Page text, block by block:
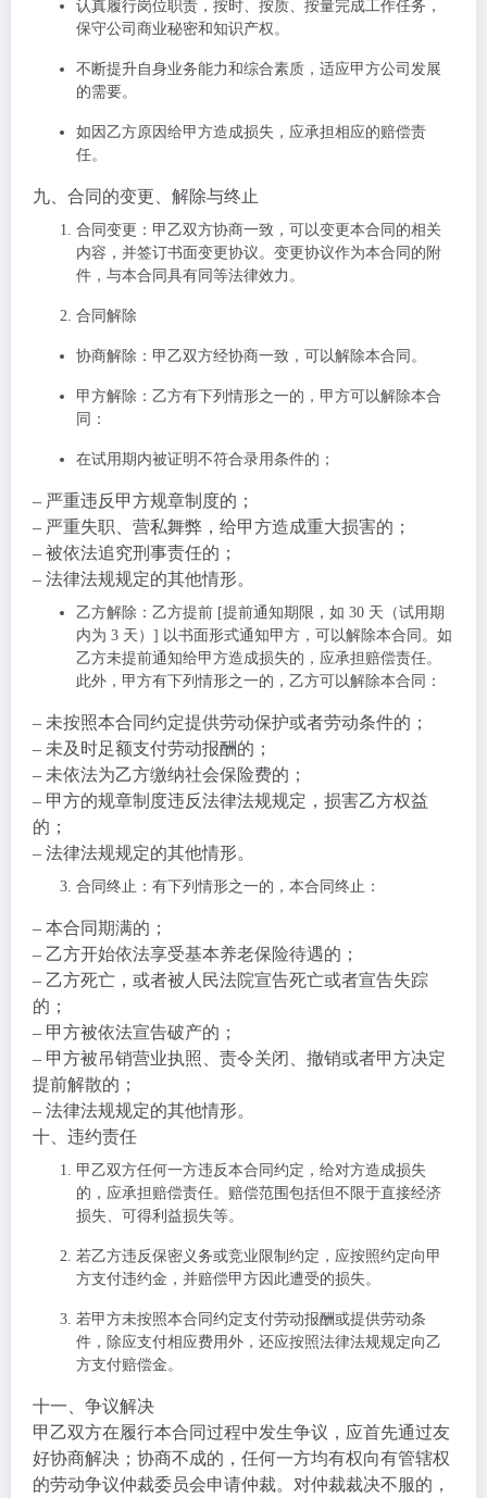
认真履行岗位职责，按时、按质、按量完成工作任务，
保守公司商业秘密和知识产权。
不断提升自身业务能力和综合素质，适应甲方公司发展
的需要。
如因乙方原因给甲方造成损失，应承担相应的赔偿责
任。
九、合同的变更、解除与终止
合同变更 ：甲乙双方协商一致，可以变更本合同的相关
内容，并签订书面变更协议。变更协议作为本合同的附
件，与本合同具有同等法律效力。
合同解除
协商解除 ：甲乙双方经协商一致，可以解除本合同。
甲方解除 ：乙方有下列情形之一的，甲方可以解除本合
同：
在试用期内被证明不符合录用条件的；
– 严重违反甲方规章制度的；
– 严重失职、营私舞弊，给甲方造成重大损害的；
– 被依法追究刑事责任的；
– 法律法规规定的其他情形。
乙方解除 ：乙方提前 [提前通知期限，如 30 天（试用期
内为 3 天）] 以书面形式通知甲方，可以解除本合同。如
乙方未提前通知给甲方造成损失的，应承担赔偿责任。
此外，甲方有下列情形之一的，乙方可以解除本合同：
– 未按照本合同约定提供劳动保护或者劳动条件的；
– 未及时足额支付劳动报酬的；
– 未依法为乙方缴纳社会保险费的；
– 甲方的规章制度违反法律法规规定，损害乙方权益
的；
– 法律法规规定的其他情形。
合同终止 ：有下列情形之一的，本合同终止：
– 本合同期满的；
– 乙方开始依法享受基本养老保险待遇的；
– 乙方死亡，或者被人民法院宣告死亡或者宣告失踪
的；
– 甲方被依法宣告破产的；
– 甲方被吊销营业执照、责令关闭、撤销或者甲方决定
提前解散的；
– 法律法规规定的其他情形。
十、违约责任
甲乙双方任何一方违反本合同约定，给对方造成损失
的，应承担赔偿责任。赔偿范围包括但不限于直接经济
损失、可得利益损失等。
若乙方违反保密义务或竞业限制约定，应按照约定向甲
方支付违约金，并赔偿甲方因此遭受的损失。
若甲方未按照本合同约定支付劳动报酬或提供劳动条
件，除应支付相应费用外，还应按照法律法规规定向乙
方支付赔偿金。
十一、争议解决
甲乙双方在履行本合同过程中发生争议，应首先通过友
好协商解决；协商不成的，任何一方均有权向有管辖权
的劳动争议仲裁委员会申请仲裁。对仲裁裁决不服的，